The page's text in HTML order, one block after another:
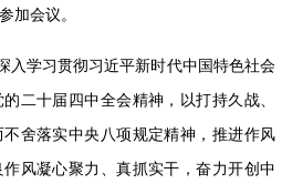
加会议。
入学习贯彻习近平新时代中国特色社会
二十届四中全会精神，以打持久战、
舍落实中央八项规定精神，推进作风
风凝心聚力、真抓实干，奋力开创中